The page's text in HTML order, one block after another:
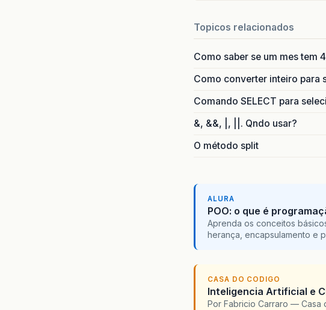
Topicos relacionados
Como saber se um mes tem
Como converter inteiro para
Comando SELECT para
&, &&, |, ||. Qndo usar?
O método split
ALURA
POO: o que é
Aprenda os conceitos
herança, encapsulamento e
CASA DO CODIGO
Inteligencia Artificial e
Por Fabricio Carraro — Casa